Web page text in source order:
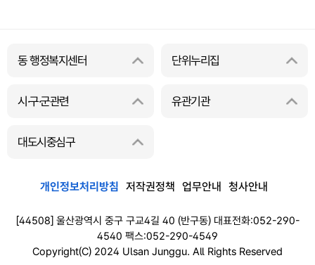
동 행정복지센터 단위누리집
시·구·군관련 유관기관
대도시중심구
개인정보처리방침 저작권정책 업무안내 청사안내
[44508] 울산광역시 중구 구교4길 40 (반구동) 대표전화:052-290-
4540 팩스:052-290-4549
Copyright(C) 2024 Ulsan Junggu. All Rights Reserved